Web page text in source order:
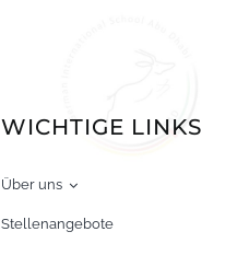
WICHTIGE LINKS
Über uns
Stellenangebote